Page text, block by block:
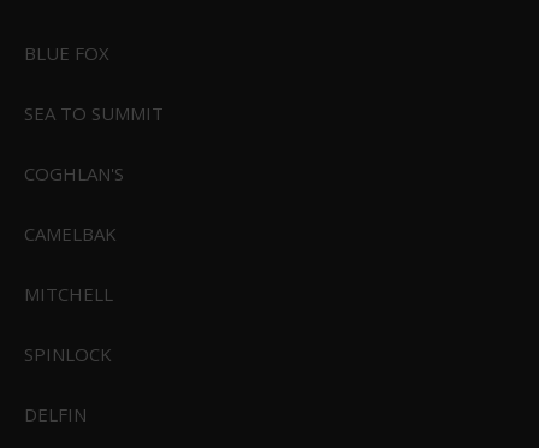
BLUE FOX
SEA TO SUMMIT
COGHLAN'S
CAMELBAK
MITCHELL
SPINLOCK
DELFIN